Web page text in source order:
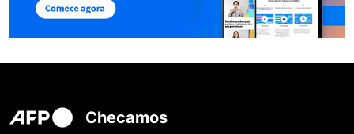
Checamos